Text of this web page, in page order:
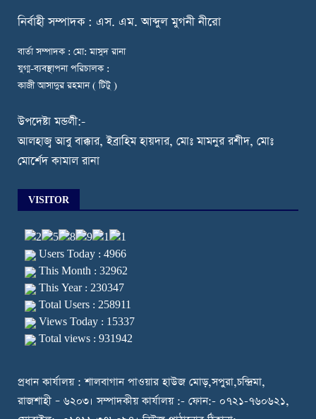
নির্বাহী সম্পাদক : এস. এম. আব্দুল মুগনী নীরো
বার্তা সম্পাদক : মো: মাসুদ রানা
যুগ্ম-ব্যবস্থাপনা পরিচালক :
কাজী আসাদুর রহমান ( টিটু )
উপদেষ্টা মন্ডলী:-
আলহাজ্ব আবু বাক্কার, ইব্রাহিম হায়দার, মোঃ মামনুর রশীদ, মোঃ
মোর্শেদ কামাল রানা
VISITOR
Users Today : 4966
This Month : 32962
This Year : 230347
Total Users : 258911
Views Today : 15337
Total views : 931942
প্রধান কার্যালয় : শালবাগান পাওয়ার হাউজ মোড়,সপুরা,চন্দ্রিমা,
রাজশাহী – ৬২০৩। সম্পাদকীয় কার্যালয় :- ফোন:- ০৭২১-৭৬০৬২১,